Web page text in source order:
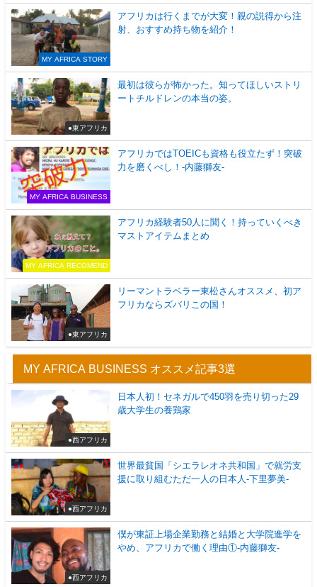
MY AFRICA STORY
アフリカは行くまでが大変！親の説得から注
射、おすすめ持ち物を紹介！
●東アフリカ
最初は彼らが怖かった。知ってほしいストリ
ートチルドレンの本当の姿。
MY AFRICA BUSINESS
アフリカではTOEICも資格も役立たず！突破
力を磨くべし！-内藤獅友-
MY AFRICA RECOMEND
アフリカ経験者50人に聞く！持っていくべき
マストアイテムまとめ
●東アフリカ
リーマントラベラー東松さんオススメ、初ア
フリカならズバリこの国！
MY AFRICA BUSINESS オススメ記事3選
●西アフリカ
日本人初！セネガルで450羽を売り切った29
歳大学生の養鶏家
●西アフリカ
世界最貧国「シエラレオネ共和国」で就労支
援に取り組むただ一人の日本人-下里夢美-
●西アフリカ
僕が東証上場企業勤務と結婚と大学院進学を
やめ、アフリカで働く理由①-内藤獅友-